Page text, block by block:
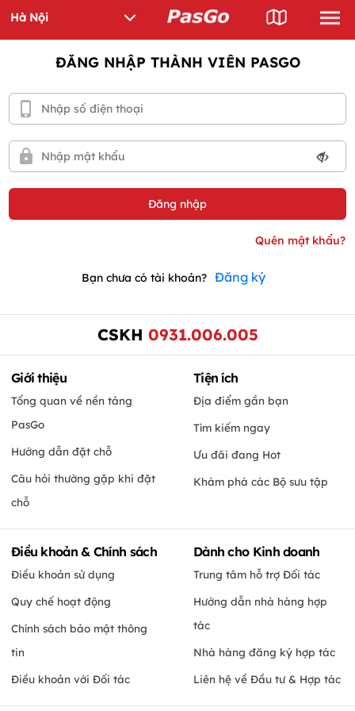
ĐĂNG NHẬP THÀNH VIÊN PASGO
Bạn chưa có tài khoản? Đăng ký
CSKH 0931.006.005
Giới thiệu
Tổng quan về nền tảng
PasGo
Hướng dẫn đặt chỗ
Câu hỏi thường gặp khi đặt
chỗ
Tiện ích
Địa điểm gần bạn
Tìm kiếm ngay
Ưu đãi đang Hot
Khám phá các Bộ sưu tập
Điều khoản & Chính sách
Điều khoản sử dụng
Quy chế hoạt động
Chính sách bảo mật thông
tin
Điều khoản với Đối tác
Dành cho Kinh doanh
Trung tâm hỗ trợ Đối tác
Hướng dẫn nhà hàng hợp
tác
Nhà hàng đăng ký hợp tác
Liên hệ về Đầu tư & Hợp tác